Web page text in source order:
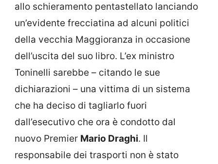
allo schieramento pentastellato lanciando
un’evidente frecciatina ad alcuni politici
della vecchia Maggioranza in occasione
dell’uscita del suo libro. L’ex ministro
Toninelli sarebbe – citando le sue
dichiarazioni – una vittima di un sistema
che ha deciso di tagliarlo fuori
dall’esecutivo che ora è condotto dal
nuovo Premier Mario Draghi. Il
responsabile dei trasporti non è stato